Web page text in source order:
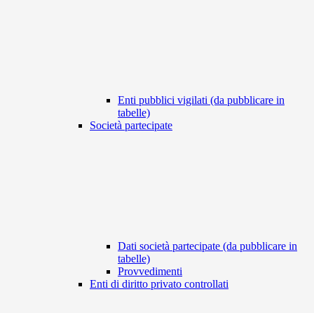
Enti pubblici vigilati (da pubblicare in
tabelle)
Società partecipate
Dati società partecipate (da pubblicare in
tabelle)
Provvedimenti
Enti di diritto privato controllati